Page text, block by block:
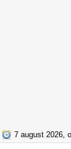
7 august 2026,